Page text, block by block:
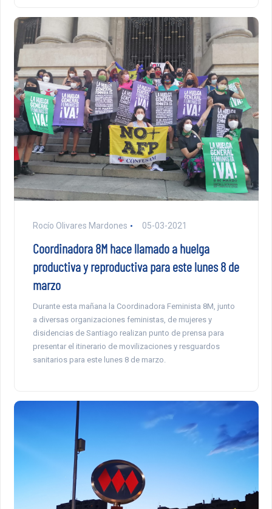
Rocío Olivares Mardones 05-03-2021
Coordinadora 8M hace llamado a huelga
productiva y reproductiva para este lunes 8 de
marzo
Durante esta mañana la Coordinadora Feminista 8M, junto
a diversas organizaciones feministas, de mujeres y
disidencias de Santiago realizan punto de prensa para
presentar el itinerario de movilizaciones y resguardos
sanitarios para este lunes 8 de marzo.